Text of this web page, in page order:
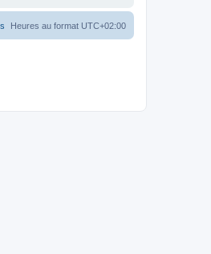
Heures au format UTC+02:00